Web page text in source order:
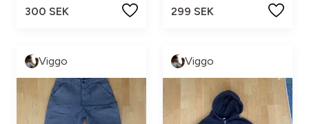
300 SEK
299 SEK
Viggo Viggo